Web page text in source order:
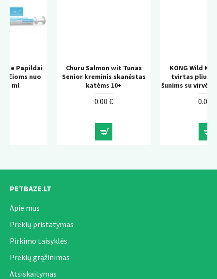
Churu Salmon wit Tunas
Senior kreminis skanėstas
KONG Wild Knots Bear –
tvirtas pliušinis žaislas
šunims su virvės konstrukcija
PETBAZE.LT
Apie mus
Prekių pristatymas
Pirkimo taisyklės
Prekių grąžinimas
Atsiskaitymas